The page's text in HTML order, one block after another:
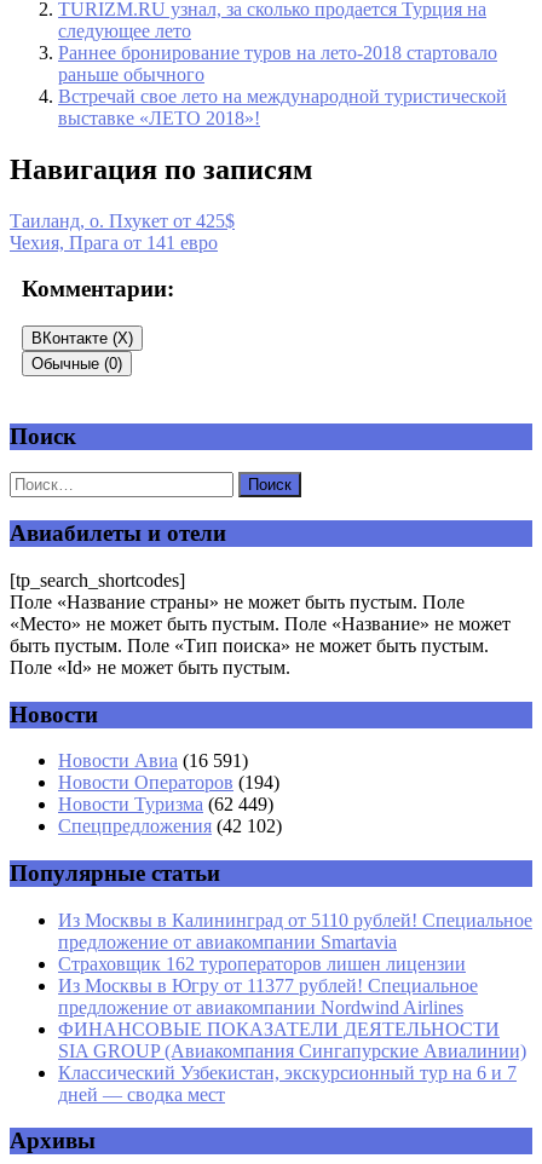
TURIZM.RU узнал, за сколько продается Турция на
следующее лето
Раннее бронирование туров на лето-2018 стартовало
раньше обычного
Встречай свое лето на международной туристической
выставке «ЛЕТО 2018»!
Навигация по записям
Таиланд, о. Пхукет от 425$
Чехия, Прага от 141 евро
Комментарии:
ВКонтакте (X)
Обычные (0)
Добавить комментарий
Ваш адрес email не будет опубликован.
Имя *
Email*
Поиск
Авиабилеты и отели
[tp_search_shortcodes]
Поле «Название страны» не может быть пустым. Поле
«Место» не может быть пустым. Поле «Название» не может
быть пустым. Поле «Тип поиска» не может быть пустым.
Поле «Id» не может быть пустым.
Новости
Новости Авиа (16 591)
Новости Операторов (194)
Новости Туризма (62 449)
Спецпредложения (42 102)
Популярные статьи
Из Москвы в Калининград от 5110 рублей! Специальное
предложение от авиакомпании Smartavia
Страховщик 162 туроператоров лишен лицензии
Из Москвы в Югру от 11377 рублей! Специальное
предложение от авиакомпании Nordwind Airlines
ФИНАНСОВЫЕ ПОКАЗАТЕЛИ ДЕЯТЕЛЬНОСТИ
SIA GROUP (Авиакомпания Сингапурские Авиалинии)
Классический Узбекистан, экскурсионный тур на 6 и 7
дней — сводка мест
Архивы